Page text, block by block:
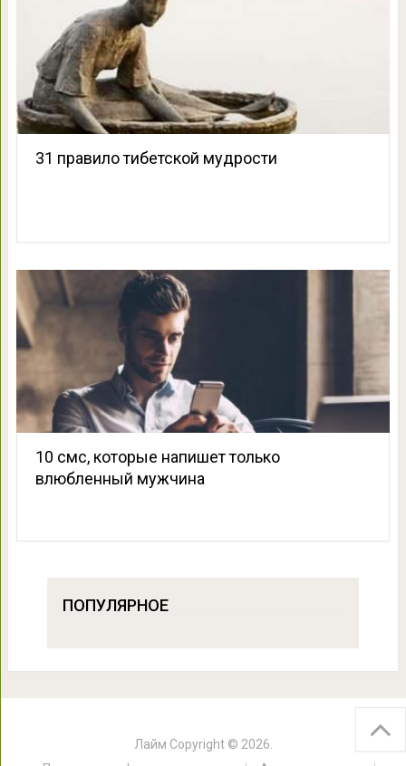
31 правило тибетской мудрости
10 смс, которые напишет только
влюбленный мужчина
ПОПУЛЯРНОЕ
Лайм Copyright © 2026.